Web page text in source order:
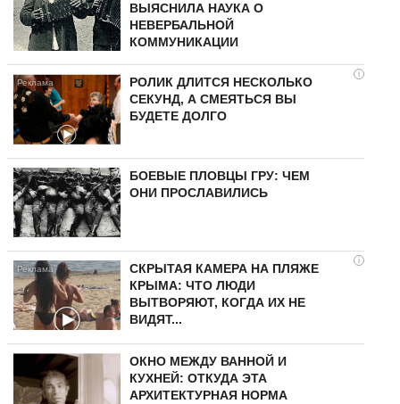
ВЫЯСНИЛА НАУКА О
НЕВЕРБАЛЬНОЙ
КОММУНИКАЦИИ
i
РОЛИК ДЛИТСЯ НЕСКОЛЬКО
СЕКУНД, А СМЕЯТЬСЯ ВЫ
БУДЕТЕ ДОЛГО
БОЕВЫЕ ПЛОВЦЫ ГРУ: ЧЕМ
ОНИ ПРОСЛАВИЛИСЬ
i
СКРЫТАЯ КАМЕРА НА ПЛЯЖЕ
КРЫМА: ЧТО ЛЮДИ
ВЫТВОРЯЮТ, КОГДА ИХ НЕ
ВИДЯТ...
ОКНО МЕЖДУ ВАННОЙ И
КУХНЕЙ: ОТКУДА ЭТА
АРХИТЕКТУРНАЯ НОРМА